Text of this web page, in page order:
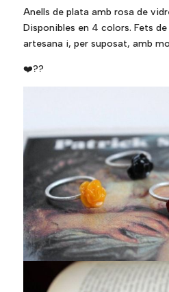
Anells de plata amb rosa de
Disponibles en 4 colors. Fets
artesana i, per suposat, amb
❤️??